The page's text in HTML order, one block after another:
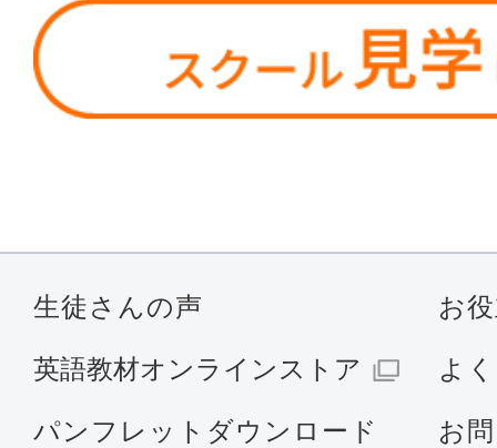
生徒さんの声 お
英語教材オンラインストア よ
パンフレットダウンロード お